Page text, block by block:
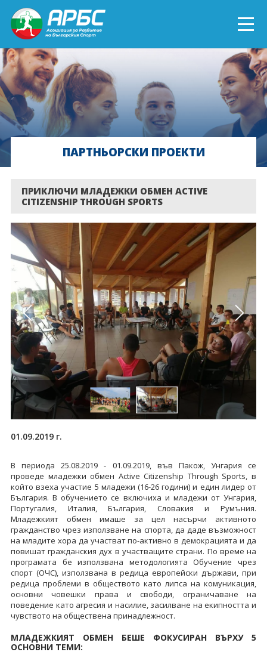
ENGLISH
СПОРТ БЛИЗО ДО ТЕБ
ТЕКУЩИ ПРОЕКТИ
ОНЛАЙН ОБУЧЕНИЯПАРТНЬОРСКИ ПРОЕКТИ
ПРИКЛЮЧИ МЛАДЕЖКИ ОБМЕН ACTIVE
CITIZENSHIP THROUGH SPORTS
01.09.2019 г.
В периода 25.08.2019 - 01.09.2019, във Пакож, Унгария се
проведе младежки обмен Active Citizenship Through Sports, в
който взеха участие 5 младежи (16-26 години) и един лидер от
България. В обучението се включиха и младежи от Унгария,
Португалия, Италия, България, Словакия и Румъния.
Младежкият обмен имаше за цел насърчи активното
гражданство чрез използване на спорта, да даде възможност
на младите хора да участват по-активно в демокрацията и да
повишат гражданския дух в участващите страни. По време на
програмата бе използвана методологията Обучение чрез
спорт (ОЧС), използвана в редица европейски държави, при
редица проблеми в обществото като липса на комуникация,
основни човешки права и свободи, ограничаване на
поведение като агресия и насилие, засилване на екипността и
чувството на обществена принадлежност.
МЛАДЕЖКИЯТ ОБМЕН БЕШЕ ФОКУСИРАН ВЪРХУ 5
ОСНОВНИ ТЕМИ: